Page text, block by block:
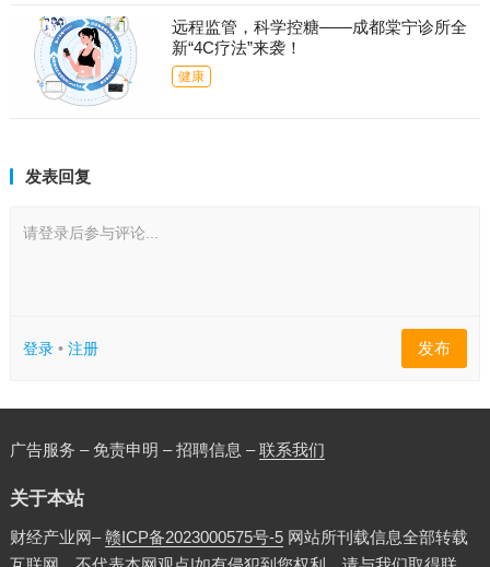
远程监管，科学控糖——成都棠宁诊所全
新“4C疗法”来袭！
健康
发表回复
请登录后参与评论...
登录• 注册 发布
广告服务 – 免责申明 – 招聘信息 –联系我们
关于本站
财经产业网–赣ICP备2023000575号-5网站所刊载信息全部转载